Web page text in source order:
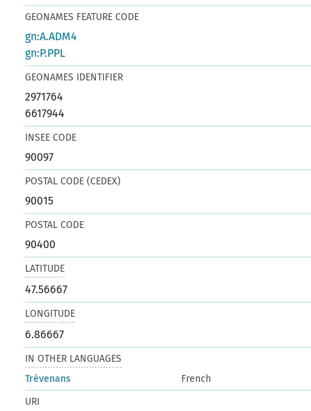
GEONAMES FEATURE CODE
gn:A.ADM4
gn:P.PPL
GEONAMES IDENTIFIER
2971764
6617944
INSEE CODE
90097
POSTAL CODE (CEDEX)
90015
POSTAL CODE
90400
LATITUDE
47.56667
LONGITUDE
6.86667
IN OTHER LANGUAGES
Trévenans
French
URI